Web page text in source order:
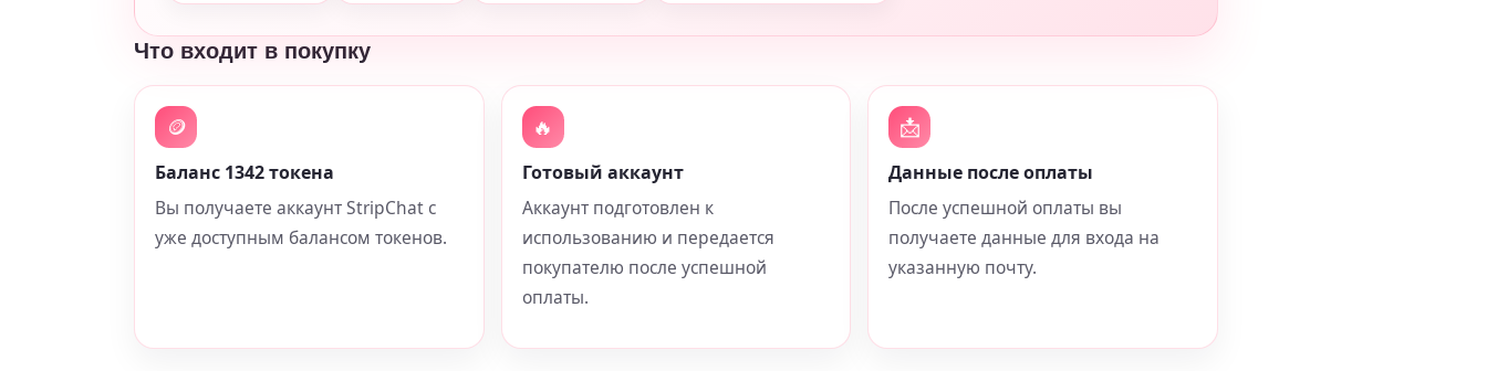
Что входит в покупку
🪙
Баланс 1342 токена
Вы получаете аккаунт StripChat с
уже доступным балансом токенов.
🔥
Готовый аккаунт
Аккаунт подготовлен к
использованию и передается
покупателю после успешной
оплаты.
📩
Данные после оплаты
После успешной оплаты вы
получаете данные для входа на
указанную почту.